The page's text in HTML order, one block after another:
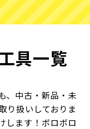
具一覧
、中古・新品・未
り扱いしておりま
します！ボロボロ